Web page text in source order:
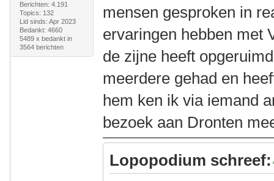
Berichten: 4.191
Topics: 132
Lid sinds: Apr 2023
Bedankt: 4660
5489 x bedankt in
3564 berichten
mensen gesproken in
ervaringen hebben met
de zijne heeft
meerdere gehad en
hem ken ik via iemand
bezoek aan Dronten
Lopopodium schreef: